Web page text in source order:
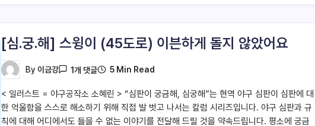
[심.궁.해] 스윙이 (45도로) 이븐하게 돌지 않았어요
By 이금강 1개 댓글 5 Min Read
< 일러스트 = 야구공작소 소혜린 > “심판이 궁금해, 심궁해”는 현역 야구 심판이 심판에 대
한 억울함을 스스로 해소하기 위해 직접 발 벗고 나서는 칼럼 시리즈입니다. 야구 심판과 규
칙에 대해 어디에서도 들을 수 없는 이야기를 전달해 드릴 것을 약속드립니다. 평소에 궁금